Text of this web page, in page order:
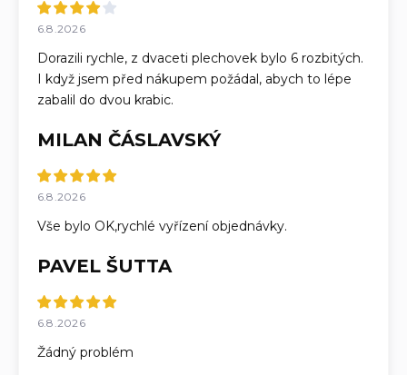
6.8.2026
Dorazili rychle, z dvaceti plechovek bylo 6 rozbitých.
I když jsem před nákupem požádal, abych to lépe
zabalil do dvou krabic.
MILAN ČÁSLAVSKÝ
6.8.2026
Vše bylo OK,rychlé vyřízení objednávky.
PAVEL ŠUTTA
6.8.2026
Žádný problém